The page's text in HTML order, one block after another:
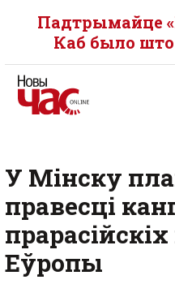
Падтрымайце
Каб было
У Мінску
правесці
Еўропы